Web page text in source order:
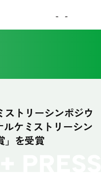
トリーシンポジウ
ケミストリーシン
」を受賞